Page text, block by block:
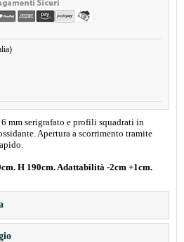
mm serigrafato e profili squadrati in
Apertura a scorrimento tramite
H 190cm. Adattabilità -2cm +1cm.